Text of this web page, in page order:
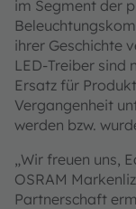
im Segment der
ihrer Geschichte
LED-Treiber sind
Ersatz für
Vergangenheit
werden bzw.
„Wir freuen uns,
OSRAM
Partnerschaft